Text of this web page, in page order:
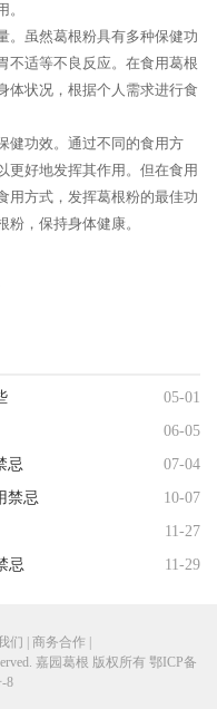
。虽然葛根粉具有多种保健功
不适等不良反应。在食用葛根
体状况，根据个人需求进行食
健功效。通过不同的食用方
更好地发挥其作用。但在食用
用方式，发挥葛根粉的最佳功
，保持身体健康。
05-01
06-05
忌 07-04
禁忌 10-07
11-27
忌 11-29
们 | 商务合作 |
嘉园葛根 版权所有 鄂ICP备
-8